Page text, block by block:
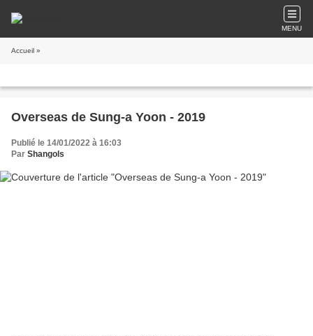
MENU
Accueil »
Overseas de Sung-a Yoon - 2019
Publié le 14/01/2022 à 16:03
Par Shangols